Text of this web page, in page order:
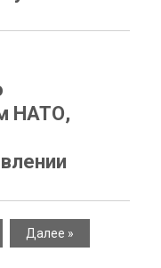
НАТО,
Далее »